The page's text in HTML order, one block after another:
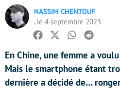
NASSIM CHENTOUF
, le 4 septembre 2023
Facebook
TwitterWhatsapp
Reddit
En Chine, une femme a
Mais le smartphone étant
dernière a décidé de…